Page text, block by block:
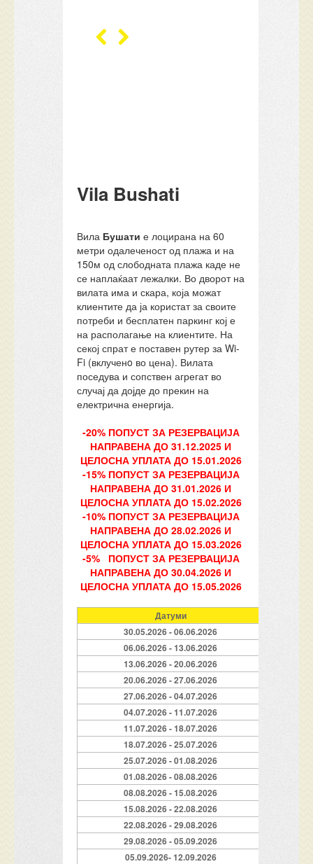
Vila Bushati
Вила Бушати е лоцирана на 60
метри одалеченост од плажа и на
150м од слободната плажа каде не
се наплаќаат лежалки. Во дворот на
вилата има и скара, која можат
клиентите да ја користат за своите
потреби и бесплатен паркинг кој е
на располагање на клиентите. На
секој спрат е поставен рутер за Wi-
Fi (вклученo во цена). Вилата
поседува и сопствен агрегат во
случај да дојде до прекин на
електрична енергија.
-20% ПОПУСТ ЗА РЕЗЕРВАЦИЈА
НАПРАВЕНА ДО 31.12.2025 И
ЦЕЛОСНА УПЛАТА ДО 15.01.2026
-15% ПОПУСТ ЗА РЕЗЕРВАЦИЈА
НАПРАВЕНА ДО 31.01.2026 И
ЦЕЛОСНА УПЛАТА ДО 15.02.2026
-10% ПОПУСТ ЗА РЕЗЕРВАЦИЈА
НАПРАВЕНА ДО 28.02.2026 И
ЦЕЛОСНА УПЛАТА ДО 15.03.2026
-5% ПОПУСТ ЗА РЕЗЕРВАЦИЈА
НАПРАВЕНА ДО 30.04.2026 И
ЦЕЛОСНА УПЛАТА ДО 15.05.2026
Датуми
30.05.2026 - 06.06.2026
06.06.2026 - 13.06.2026
13.06.2026 - 20.06.2026
20.06.2026 - 27.06.2026
27.06.2026 - 04.07.2026
04.07.2026 - 11.07.2026
11.07.2026 - 18.07.2026
18.07.2026 - 25.07.2026
25.07.2026 - 01.08.2026
01.08.2026 - 08.08.2026
08.08.2026 - 15.08.2026
15.08.2026 - 22.08.2026
22.08.2026 - 29.08.2026
29.08.2026 - 05.09.2026
05.09.2026- 12.09.2026